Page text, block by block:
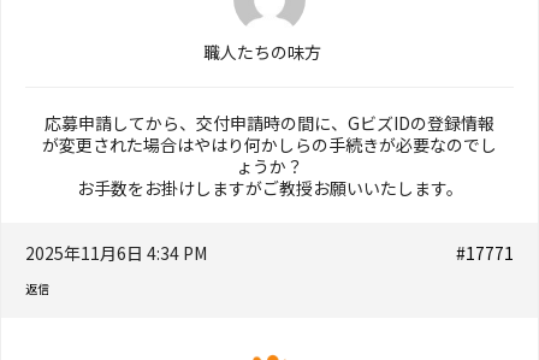
職人たちの味方
応募申請してから、交付申請時の間に、GビズIDの登録情報
が変更された場合はやはり何かしらの手続きが必要なのでし
ょうか？
お手数をお掛けしますがご教授お願いいたします。
2025年11月6日 4:34 PM #17771
返信